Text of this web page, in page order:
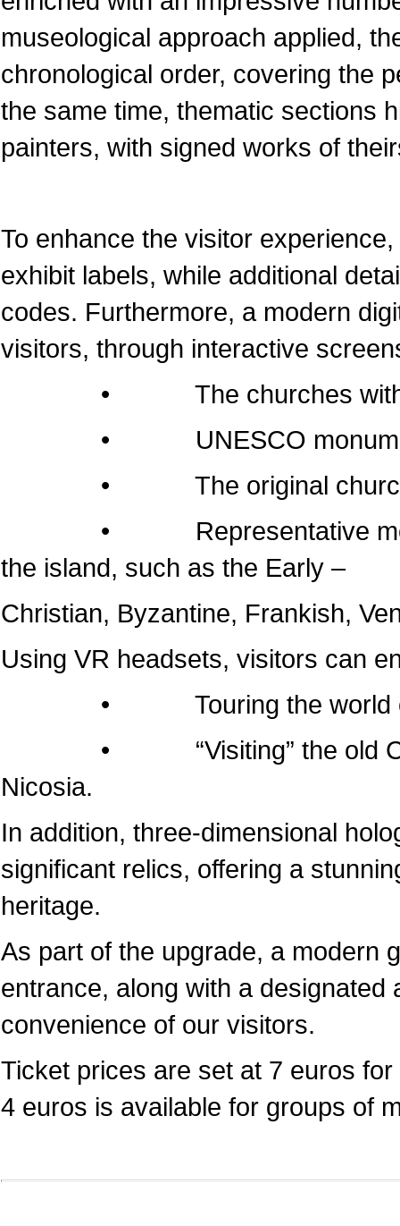
museological approach applied,
chronological order, covering the
the same time, thematic sections
painters, with signed works of
To enhance the visitor
exhibit labels, while additional
codes. Furthermore, a modern
visitors, through interactive
• The churches within
• UNESCO
• The original churches
• Representative
the island, such as the Early –
Christian, Byzantine, Frankish,
Using VR headsets, visitors can
• Touring the world of
• “Visiting” the old
Nicosia.
In addition, three-dimensional
significant relics, offering a
heritage.
As part of the upgrade, a modern
entrance, along with a
convenience of our visitors.
Ticket prices are set at 7 euros
4 euros is available for groups of